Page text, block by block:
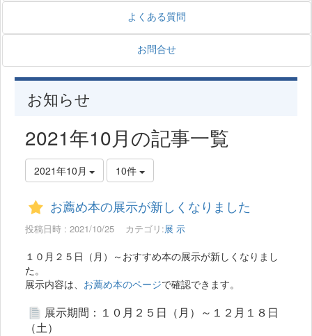
よくある質問
お問合せ
お知らせ
2021年10月の記事一覧
2021年10月 10件
お薦め本の展示が新しくなりました
投稿日時 : 2021/10/25 カテゴリ:展 示
１０月２５日（月）～おすすめ本の展示が新しくなりまし
た。
展示内容は、 お薦め本のページで確認できます。
展示期間：１０月２５日（月）～１２月１８日
（土）